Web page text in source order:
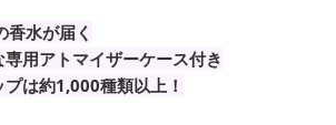
水が届く
用アトマイザーケース付き
は約1,000種類以上！